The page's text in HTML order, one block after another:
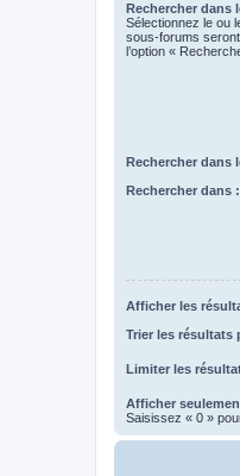
Rechercher dans
Sélectionnez le ou
sous-forums
l’option «
Rechercher dans
Rechercher dans :
Afficher les
Trier les résultats
Limiter les
Afficher
Saisissez « 0 »